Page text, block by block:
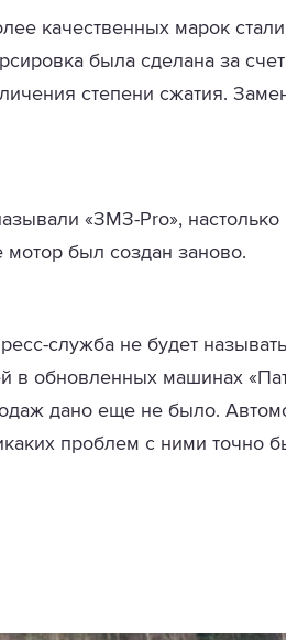
качественных марок
была сделана за
степени сжатия.
«ЗМЗ-Pro»,
был создан заново.
служба не будет
в обновленных машинах
дано еще не было.
проблем с ними точно